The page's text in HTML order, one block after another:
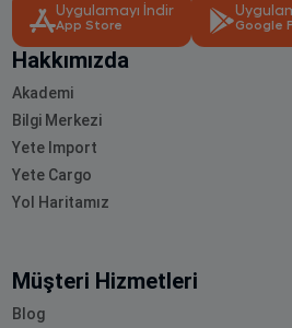
Uygulamayı İndir
App Store Google
Hakkımızda
Akademi
Bilgi Merkezi
Yete Import
Yete Cargo
Yol Haritamız
Müşteri Hizmetleri
Blog